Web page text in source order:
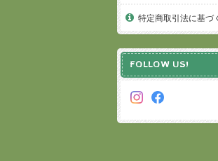
特定商取引法に基づ
FOLLOW US!